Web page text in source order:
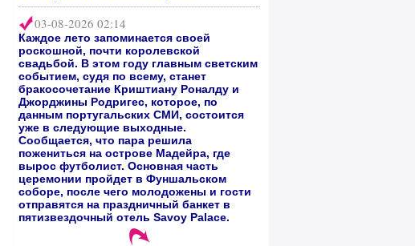
03-08-2026 02:14
Каждое лето запоминается своей
роскошной, почти королевской
свадьбой. В этом году главным светским
событием, судя по всему, станет
бракосочетание Криштиану Роналду и
Джорджины Родригес, которое, по
данным португальских СМИ, состоится
уже в следующие выходные.
Сообщается, что пара решила
пожениться на острове Мадейра, где
вырос футболист. Основная часть
церемонии пройдет в Фуншальском
соборе, после чего молодожены и гости
отправятся на праздничный банкет в
пятизвездочный отель Savoy Palace.